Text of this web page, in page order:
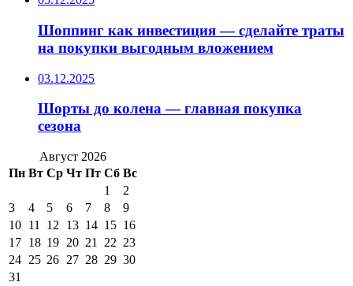
Шоппинг как инвестиция — сделайте траты
на покупки выгодным вложением
03.12.2025
Шорты до колена — главная покупка
сезона
Август 2026
Пн Вт Ср Чт Пт Сб Вс
1
2
3
4 5 6 7 8
9
10 11 12 13 14 15 16
17 18 19 20 21 22 23
24 25 26 27 28 29 30
31